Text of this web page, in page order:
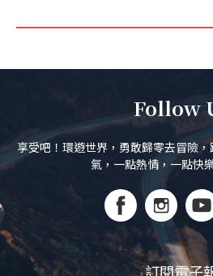
Follow
享受吧！環遊世界，勇敢歸零去冒險
氣，一點熱情，一點快
訂閱電子